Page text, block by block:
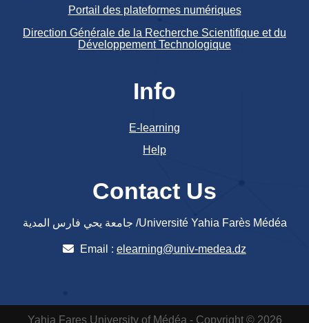
Portail des plateformes numériques
Direction Générale de la Recherche Scientifique et du
Développement Technologique
Info
E-learning
Help
Contact Us
جامعة يحي فارس المدية /Université Yahia Farès Médéa
Email : elearning@univ-medea.dz
Yahia Fares University of Médéa - Copyright © 2026